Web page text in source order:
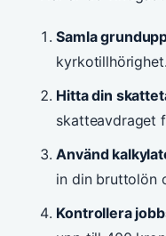
Samla
kyrkotillhörighet.
Hitta din
skatteavdraget
Använd
in din bruttolön
Kontrollera